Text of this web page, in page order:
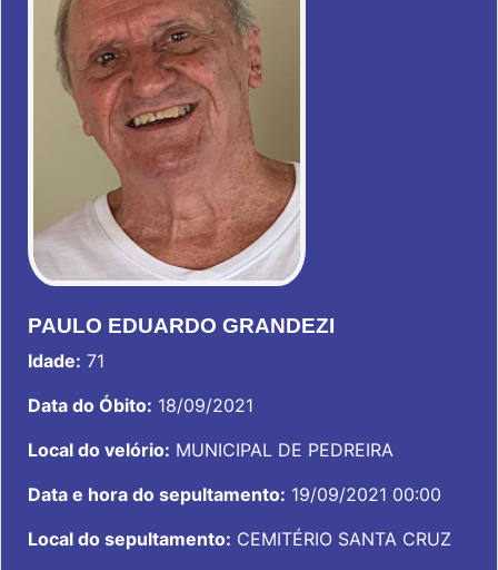
PAULO EDUARDO GRANDEZI
Idade: 71
Data do Óbito: 18/09/2021
Local do velório: MUNICIPAL DE PEDREIRA
Data e hora do sepultamento: 19/09/2021 00:00
Local do sepultamento: CEMITÉRIO SANTA CRUZ